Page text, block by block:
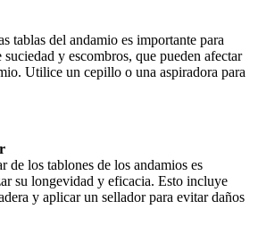
tablas del andamio es importante para
y escombros, que pueden afectar
Utilice un cepillo o una aspiradora para
de los tablones de los andamios es
su longevidad y eficacia. Esto incluye
y aplicar un sellador para evitar daños